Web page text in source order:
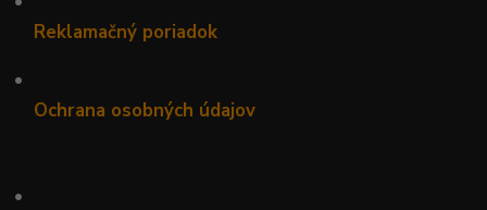
Reklamačný poriadok
•
Ochrana osobných údajov
•